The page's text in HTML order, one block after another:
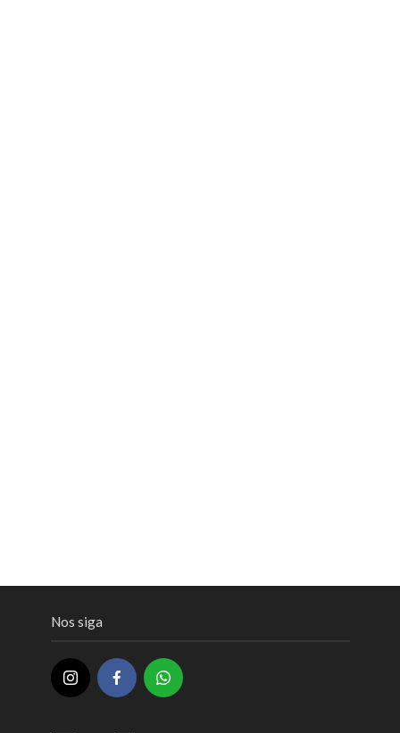
Nos siga